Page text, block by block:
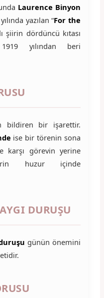
Laurence Binyon
yazılan “For the
şiirin dördüncü kıtası
yılından beri
bildiren bir işarettir.
ise bir törenin sona
karşı görevin yerine
huzur içinde
DURUŞU
günün önemini